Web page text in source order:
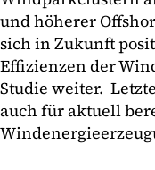
und höherer
sich in Zukunft
Effizienzen der
Studie weiter.
auch für aktuell